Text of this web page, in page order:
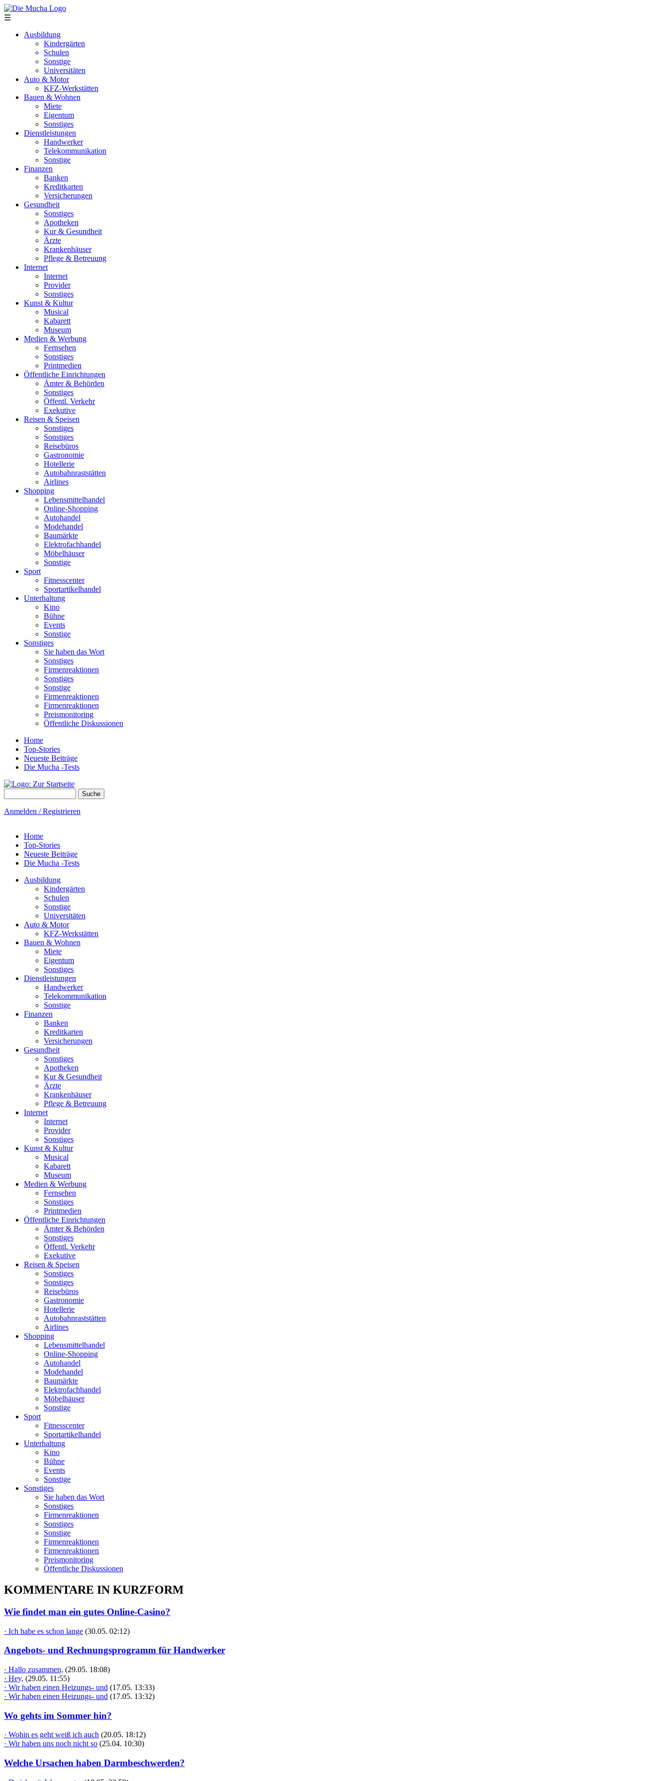
Direkt zum Inhalt
☰
Ausbildung
Kindergärten
Schulen
Sonstige
Universitäten
Auto & Motor
KFZ-Werkstätten
Bauen & Wohnen
Miete
Eigentum
Sonstiges
Dienstleistungen
Handwerker
Telekommunikation
Sonstige
Finanzen
Banken
Kreditkarten
Versicherungen
Gesundheit
Sonstiges
Apotheken
Kur & Gesundheit
Ärzte
Krankenhäuser
Pflege & Betreuung
Internet
Internet
Provider
Sonstiges
Kunst & Kultur
Musical
Kabarett
Museum
Medien & Werbung
Fernsehen
Sonstiges
Printmedien
Öffentliche Einrichtungen
Ämter & Behörden
Sonstiges
Öffentl. Verkehr
Exekutive
Reisen & Speisen
Sonstiges
Sonstiges
Reisebüros
Gastronomie
Hotellerie
Autobahnraststätten
Airlines
Shopping
Lebensmittelhandel
Online-Shopping
Autohandel
Modehandel
Baumärkte
Elektrofachhandel
Möbelhäuser
Sonstige
Sport
Fitnesscenter
Sportartikelhandel
Unterhaltung
Kino
Bühne
Events
Sonstige
Sonstiges
Sie haben das Wort
Sonstiges
Firmenreaktionen
Sonstiges
Sonstige
Firmenreaktionen
Firmenreaktionen
Preismonitoring
Öffentliche Diskussionen
Home
Top-Stories
Neueste Beiträge
Die Mucha -Tests
Anmelden / Registrieren
Home
Top-Stories
Neueste Beiträge
Die Mucha -Tests
Ausbildung
Kindergärten
Schulen
Sonstige
Universitäten
Auto & Motor
KFZ-Werkstätten
Bauen & Wohnen
Miete
Eigentum
Sonstiges
Dienstleistungen
Handwerker
Telekommunikation
Sonstige
Finanzen
Banken
Kreditkarten
Versicherungen
Gesundheit
Sonstiges
Apotheken
Kur & Gesundheit
Ärzte
Krankenhäuser
Pflege & Betreuung
Internet
Internet
Provider
Sonstiges
Kunst & Kultur
Musical
Kabarett
Museum
Medien & Werbung
Fernsehen
Sonstiges
Printmedien
Öffentliche Einrichtungen
Ämter & Behörden
Sonstiges
Öffentl. Verkehr
Exekutive
Reisen & Speisen
Sonstiges
Sonstiges
Reisebüros
Gastronomie
Hotellerie
Autobahnraststätten
Airlines
Shopping
Lebensmittelhandel
Online-Shopping
Autohandel
Modehandel
Baumärkte
Elektrofachhandel
Möbelhäuser
Sonstige
Sport
Fitnesscenter
Sportartikelhandel
Unterhaltung
Kino
Bühne
Events
Sonstige
Sonstiges
Sie haben das Wort
Sonstiges
Firmenreaktionen
Sonstiges
Sonstige
Firmenreaktionen
Firmenreaktionen
Preismonitoring
Öffentliche Diskussionen
KOMMENTARE IN KURZFORM
Wie findet man ein gutes Online-Casino?
· Ich habe es schon lange (30.05. 02:12)
Angebots- und Rechnungsprogramm für Handwerker
· Hallo zusammen, (29.05. 18:08)
· Hey, (29.05. 11:55)
· Wir haben einen Heizungs- und (17.05. 13:33)
· Wir haben einen Heizungs- und (17.05. 13:32)
Wo gehts im Sommer hin?
· Wohin es geht weiß ich auch (20.05. 18:12)
· Wir haben uns noch nicht so (25.04. 10:30)
Welche Ursachen haben Darmbeschwerden?